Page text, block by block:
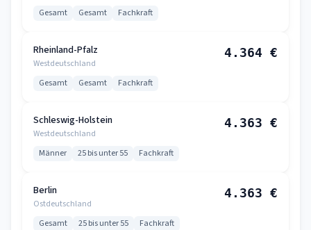
Gesamt Gesamt Fachkraft
Rheinland-Pfalz
Westdeutschland
4.364 €
Gesamt Gesamt Fachkraft
Schleswig-Holstein
Westdeutschland
4.363 €
Männer 25 bis unter 55 Fachkraft
Berlin
Ostdeutschland
4.363 €
Gesamt 25 bis unter 55 Fachkraft